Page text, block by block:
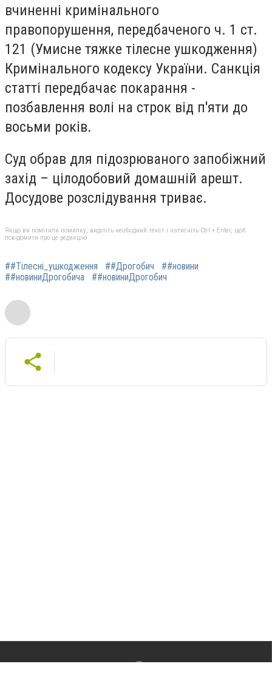
вчиненні кримінального
правопорушення, передбаченого ч. 1 ст.
121 (Умисне тяжке тілесне ушкодження)
Кримінального кодексу України. Санкція
статті передбачає покарання -
позбавлення волі на строк від п'яти до
восьми років.
Суд обрав для підозрюваного запобіжний
захід – цілодобовий домашній арешт.
Досудове розслідування триває.
Якщо ви помітили помилку, виділіть необхідний текст і натисніть Ctrl + Enter, щоб
повідомити про це редакцію
##Тілесні_ушкодження ##Дрогобич
##новини
##новиниДрогобича
##новиниДрогобич